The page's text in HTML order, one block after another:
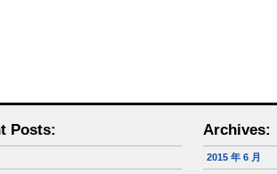
Posts: Archives:
2015 年 6 月